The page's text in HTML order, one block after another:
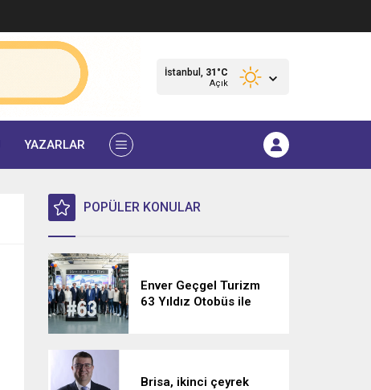
İstanbul, 31 °C
Açık
YAZARLAR
POPÜLER KONULAR
Enver Geçgel Turizm
63 Yıldız Otobüs ile
Brisa, ikinci çeyrek